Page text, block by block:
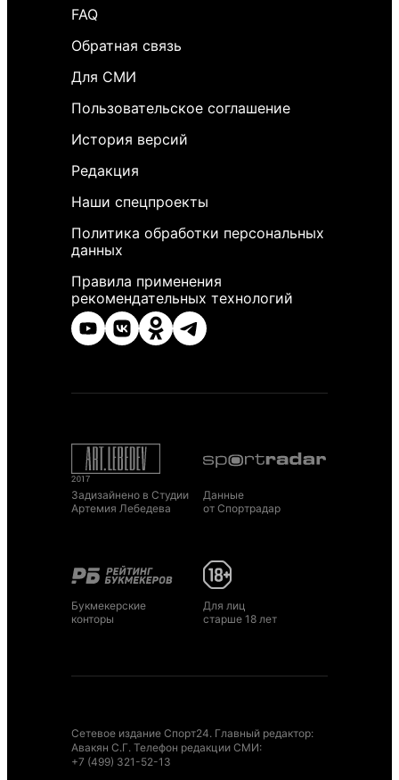
FAQ
Обратная связь
Для СМИ
Пользовательское соглашение
История версий
Редакция
Наши спецпроекты
Политика обработки персональных
данных
Правила применения
рекомендательных технологий
Задизайнено в Студии
Артемия Лебедева
Данные
от Спортрадар
Букмекерские
конторы
Для лиц
старше 18 лет
Сетевое издание Спорт24. Главный редактор:
Авакян С.Г. Телефон редакции СМИ:
+7 (499) 321-52-13